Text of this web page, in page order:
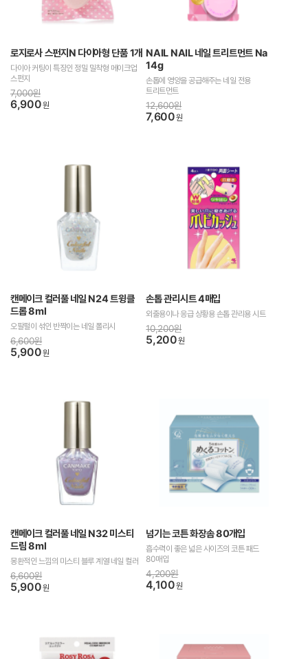
로지로사 스펀지N 다이아형 단품 1개
다이아 커팅이 특징인 정밀 밀착형 메이크업
스펀지
7,000원
6,900원
NAIL NAIL 네일 트리트먼트 Na
14g
손톱에 영양을 공급해주는 네일 전용
트리트먼트
12,600원
7,600원
캔메이크 컬러풀 네일 N24 트윙클
드롭 8ml
오팔펄이 섞인 반짝이는 네일 폴리시
6,600원
5,900원
손톱 관리시트 4매입
외출용이나 응급 상황용 손톱 관리용 시트
10,200원
5,200원
캔메이크 컬러풀 네일 N32 미스티
드림 8ml
몽환적인 느낌의 미스티 블루 계열 네일 컬러
6,600원
5,900원
넘기는 코튼 화장솜 80개입
흡수력이 좋은 넓은 사이즈의 코튼 패드
80매입
4,200원
4,100원